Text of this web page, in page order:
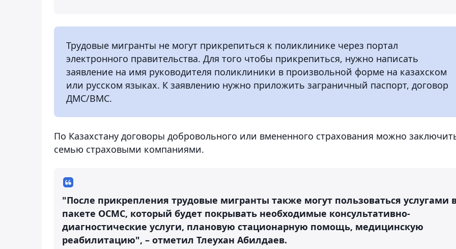
Трудовые мигранты не могут прикрепиться к поликлинике через портал
электронного правительства. Для того чтобы прикрепиться, нужно написать
заявление на имя руководителя поликлиники в произвольной форме на казахском
или русском языках. К заявлению нужно приложить заграничный паспорт, договор
ДМС/ВМС.
По Казахстану договоры добровольного или вмененного страхования можно
семью страховыми компаниями.
"После прикрепления трудовые мигранты также могут пользоваться услугами
пакете ОСМС, который будет покрывать необходимые консультативно-
диагностические услуги, плановую стационарную помощь, медицинскую
реабилитацию", – отметил Тлеухан Абилдаев.